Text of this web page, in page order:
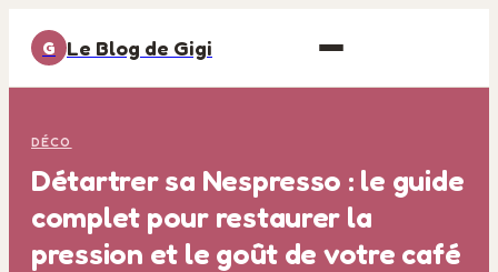
G Le Blog de Gigi
DÉCO
Détartrer sa Nespresso : le guide
complet pour restaurer la
pression et le goût de votre café